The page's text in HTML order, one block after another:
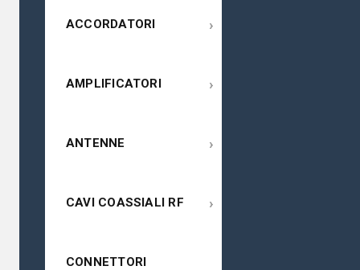
ACCORDATORI ›
AMPLIFICATORI ›
ANTENNE ›
CAVI COASSIALI RF ›
CONNETTORI